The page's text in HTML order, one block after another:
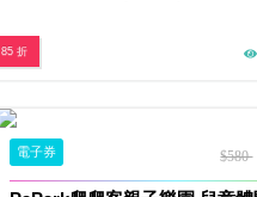
85 折
電子券 $580